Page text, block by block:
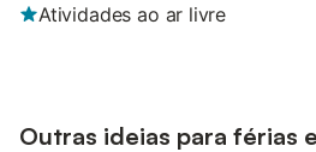
Atividades ao ar livre
Outras ideias para férias